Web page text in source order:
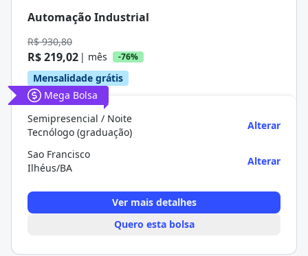
Automação Industrial
R$ 930,80
R$ 219,02 | mês -76%
Mensalidade grátis
Mega Bolsa
Semipresencial / Noite
Tecnólogo (graduação)
Alterar
Sao Francisco
Ilhéus/BA
Alterar
Ver mais detalhes
Quero esta bolsa